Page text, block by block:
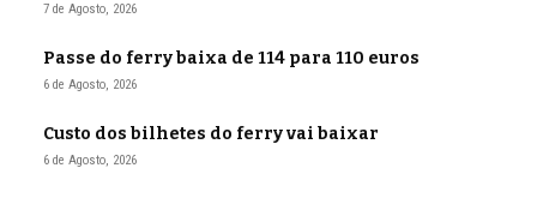
7 de Agosto, 2026
Passe do ferry baixa de 114 para 110 euros
6 de Agosto, 2026
Custo dos bilhetes do ferry vai baixar
6 de Agosto, 2026